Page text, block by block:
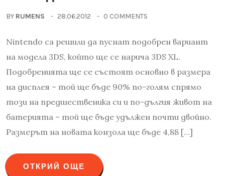
BY RUMENS 28.06.2012 0 COMMENTS
Nintendo са решили да пуснат подобрен вариант
на модела 3DS, който ще се нарича 3DS XL.
Подобренията ще се състоят основно в размера
на дисплея – той ще бъде 90% по-голям спрямо
този на предшественика си и по-дългия живот на
батерията – той ще бъде удължен почти двойно.
Размерът на новата конзола ще бъде 4,88 […]
ОТКРИЙ ОЩЕ